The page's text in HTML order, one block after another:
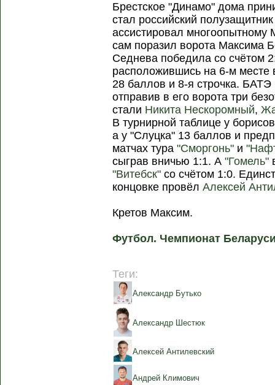
Брестское "Динамо" дома
стал российский
ассистировал многоопытному
сам поразил ворота Максима
Седнева победила со счётом
расположившись на 6-м месте
28 баллов и 8-я строчка.
отправив в его ворота три
стали Никита Нескоромный,
В турнирной таблице у
а у "Слуцка" 13 баллов и
матчах тура"Сморгонь" и
сыграв вничью 1:1. А"Гомель"
"Витебск" со счётом 1:0.
концовке провёлАлексей
Кретов Максим.
Футбол. Чемпионат
Теги:
Александр Бутько
Александр Шестюк
Алексей Антилевский
Андрей Климович